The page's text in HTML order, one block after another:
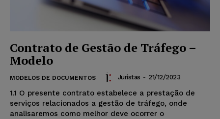
Contrato de Gestão de Tráfego –
Modelo
MODELOS DE DOCUMENTOS Juristas - 21/12/2023
1.1 O presente contrato estabelece a prestação de
serviços relacionados a gestão de tráfego, onde
analisaremos como melhor deve ocorrer o